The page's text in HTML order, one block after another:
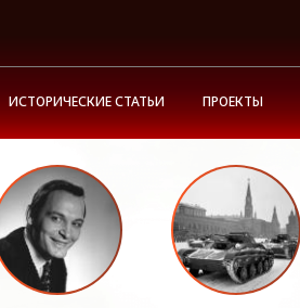
ИСТОРИЧЕСКИЕ СТАТЬИ ПРОЕКТЫ